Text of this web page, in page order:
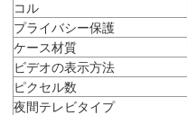
コル
プライバシー保護
ケース材質
ビデオの表示方法
ピクセル数
夜間テレビタイプ